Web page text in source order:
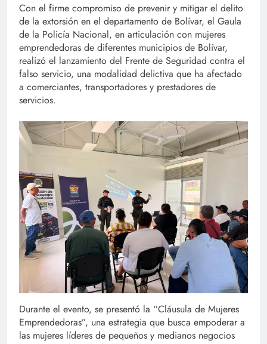
Con el firme compromiso de prevenir y mitigar el delito
de la extorsión en el departamento de Bolívar, el Gaula
de la Policía Nacional, en articulación con mujeres
emprendedoras de diferentes municipios de Bolívar,
realizó el lanzamiento del Frente de Seguridad contra el
falso servicio, una modalidad delictiva que ha afectado
a comerciantes, transportadores y prestadores de
servicios.
Durante el evento, se presentó la “Cláusula de Mujeres
Emprendedoras”, una estrategia que busca empoderar a
las mujeres líderes de pequeños y medianos negocios